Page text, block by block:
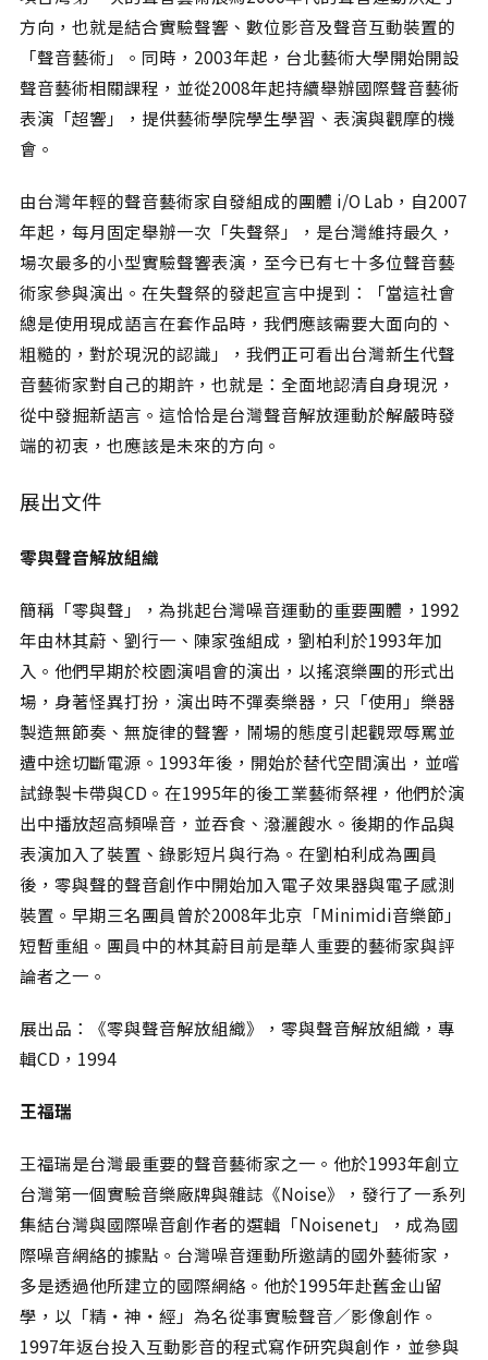
方向，也就是結合實驗聲響、數位影音及聲音互動裝置的
「聲音藝術」。同時，2003年起，台北藝術大學開始開設
聲音藝術相關課程，並從2008年起持續舉辦國際聲音藝術
表演「超響」，提供藝術學院學生學習、表演與觀摩的機
會。
由台灣年輕的聲音藝術家自發組成的團體 i/O Lab，自2007
年起，每月固定舉辦一次「失聲祭」，是台灣維持最久，
場次最多的小型實驗聲響表演，至今已有七十多位聲音藝
術家參與演出。在失聲祭的發起宣言中提到：「當這社會
總是使用現成語言在套作品時，我們應該需要大面向的、
粗糙的，對於現況的認識」，我們正可看出台灣新生代聲
音藝術家對自己的期許，也就是：全面地認清自身現況，
從中發掘新語言。這恰恰是台灣聲音解放運動於解嚴時發
端的初衷，也應該是未來的方向。
展出文件
零與聲音解放組織
簡稱「零與聲」，為挑起台灣噪音運動的重要團體，1992
年由林其蔚、劉行一、陳家強組成，劉柏利於1993年加
入。他們早期於校園演唱會的演出，以搖滾樂團的形式出
場，身著怪異打扮，演出時不彈奏樂器，只「使用」樂器
製造無節奏、無旋律的聲響，鬧場的態度引起觀眾辱罵並
遭中途切斷電源。1993年後，開始於替代空間演出，並嚐
試錄製卡帶與CD。在1995年的後工業藝術祭裡，他們於演
出中播放超高頻噪音，並吞食、潑灑餿水。後期的作品與
表演加入了裝置、錄影短片與行為。在劉柏利成為團員
後，零與聲的聲音創作中開始加入電子效果器與電子感測
裝置。早期三名團員曾於2008年北京「Minimidi音樂節」
短暫重組。團員中的林其蔚目前是華人重要的藝術家與評
論者之一。
展出品：《零與聲音解放組織》，零與聲音解放組織，專
輯CD，1994
王福瑞
王福瑞是台灣最重要的聲音藝術家之一。他於1993年創立
台灣第一個實驗音樂廠牌與雜誌《Noise》，發行了一系列
集結台灣與國際噪音創作者的選輯「Noisenet」，成為國
際噪音網絡的據點。台灣噪音運動所邀請的國外藝術家，
多是透過他所建立的國際網絡。他於1995年赴舊金山留
學，以「精‧神‧經」為名從事實驗聲音∕影像創作。
1997年返台投入互動影音的程式寫作研究與創作，並參與